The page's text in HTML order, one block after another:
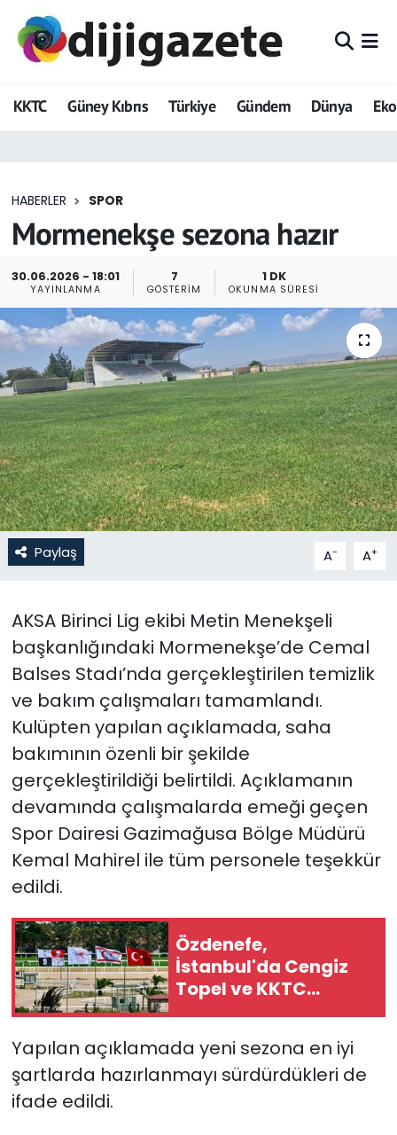
KKTC Güney Kıbrıs Türkiye Gündem Dünya
HABERLER SPOR
Mormenekşe sezona hazır
30.06.2026 - 18:01
YAYINLANMA
7
GÖSTERIM
1 DK
OKUNMA SÜRESI
Paylaş A- A+
AKSA Birinci Lig ekibi Metin Menekşeli
başkanlığındaki Mormenekşe’de Cemal
Balses Stadı’nda gerçekleştirilen temizlik
ve bakım çalışmaları tamamlandı.
Kulüpten yapılan açıklamada, saha
bakımının özenli bir şekilde
gerçekleştirildiği belirtildi. Açıklamanın
devamında çalışmalarda emeği geçen
Spor Dairesi Gazimağusa Bölge Müdürü
Kemal Mahirel ile tüm personele teşekkür
edildi.
Özdenefe,
İstanbul'da Cengiz
Topel ve KKTC
koşularını izledi
Yapılan açıklamada yeni sezona en iyi
şartlarda hazırlanmayı sürdürdükleri de
ifade edildi.
ADVERTORIAL
Dijigazete
Eğitim
Ekonomi
Foto Galeri
GEZİ
Güncel
Gündem
KKTC
KKTC YEREL SEÇİM 2018
Kültür Sanat
Magazin
Moda
Nöbetçi Eczaneler
Otomobil Dünyası
Politika
SAĞLIK
Spor
Teknoloji
TÜRKiYE
Video Galeri
YAŞAM
Yazarlar
Hava Durumu
Trafik Durumu
Tüm Manşetler
Son Dakika Haberleri
Haber Arşivi